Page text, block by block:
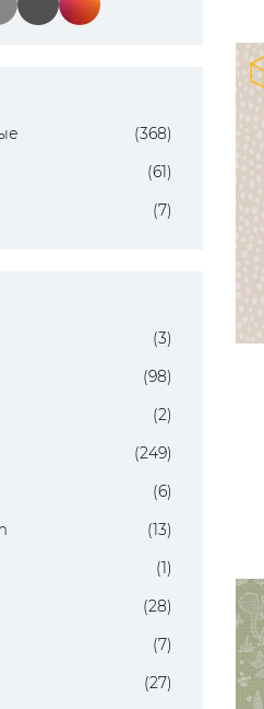
(368)
(61)
(7)
(3)
(98)
(2)
(249)
(6)
(13)
(1)
(28)
(7)
(27)